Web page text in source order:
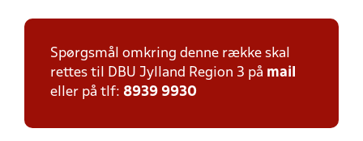
Spørgsmål omkring denne række skal
rettes til DBU Jylland Region 3 på mail
eller på tlf: 8939 9930